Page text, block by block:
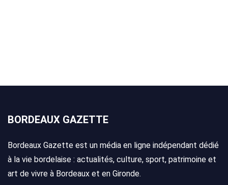
BORDEAUX GAZETTE
Bordeaux Gazette est un média en ligne indépendant dédié
à la vie bordelaise : actualités, culture, sport, patrimoine et
art de vivre à Bordeaux et en Gironde.